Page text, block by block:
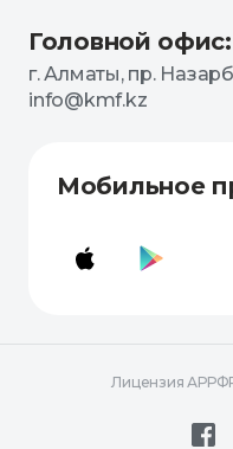
Головной офис:
г. Алматы, пр.
info@kmf.kz
Мобильное
Лицензия АРРФР